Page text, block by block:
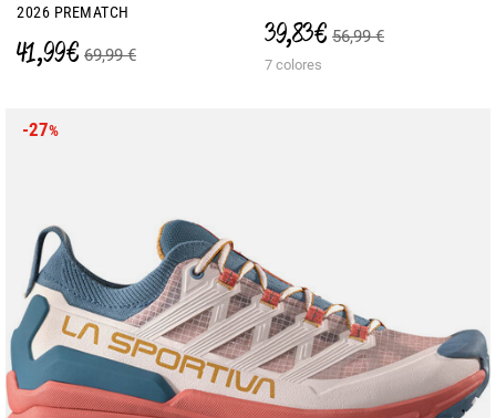
2026 PREMATCH
41,99 € 69,99 €
39,83 € 56,99 €
7 colores
-27%